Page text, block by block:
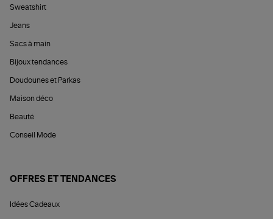
Sweatshirt
Jeans
Sacs à main
Bijoux tendances
Doudounes et Parkas
Maison déco
Beauté
Conseil Mode
OFFRES ET TENDANCES
Idées Cadeaux